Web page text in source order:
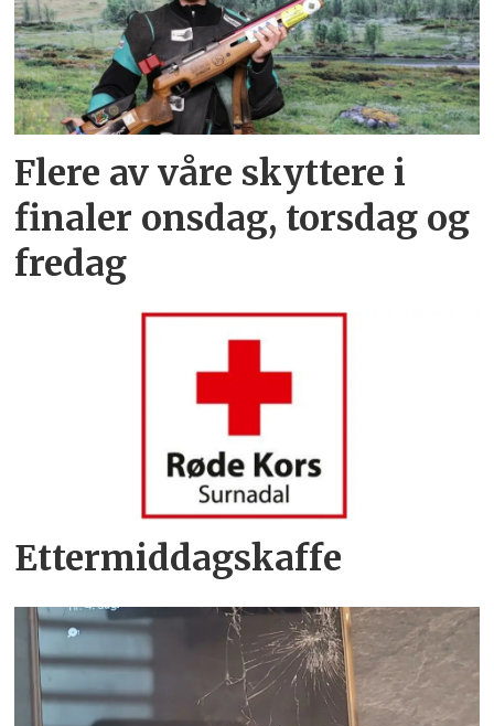
Flere av våre skyttere i
finaler onsdag, torsdag og
fredag
Ettermiddagskaffe